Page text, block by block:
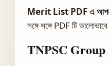
Merit List PDF এ আপনার
সঙ্গে সঙ্গে PDF টি
TNPSC Group 2